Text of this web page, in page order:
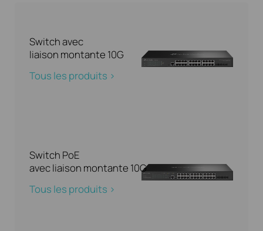
Switch avec
liaison montante 10G
Tous les produits >
Switch PoE
avec liaison montante 10G
Tous les produits >